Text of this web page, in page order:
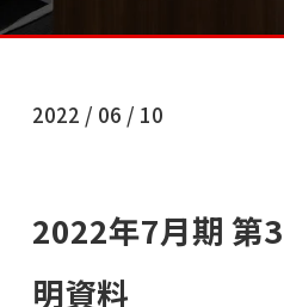
2022 / 06 / 10
2022年7月期 第
明資料